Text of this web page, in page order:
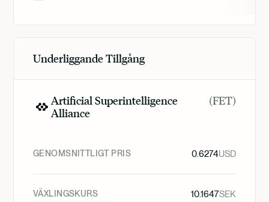
Underliggande Tillgång
Artificial Superintelligence
Alliance
(FET)
GENOMSNITTLIGT PRIS 0.6274USD
VÄXLINGSKURS 10.1647SEK